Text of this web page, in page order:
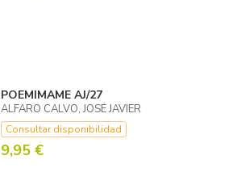
POEMIMAME AJ/27
ALFARO CALVO, JOSÉ JAVIER
Consultar disponibilidad
9,95 €